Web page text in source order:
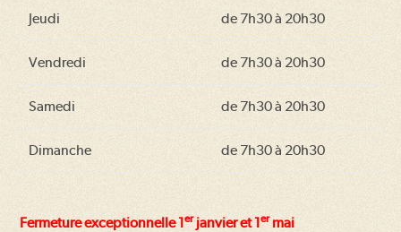
Jeudi de 7h30 à 20h30
Vendredi de 7h30 à 20h30
Samedi de 7h30 à 20h30
Dimanche de 7h30 à 20h30
Fermeture exceptionnelle 1erjanvier et 1ermai